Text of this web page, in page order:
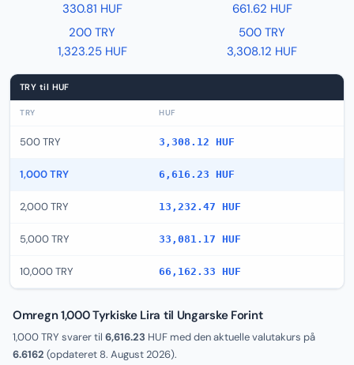
330.81 HUF
661.62 HUF
200 TRY
1,323.25 HUF
500 TRY
3,308.12 HUF
TRY til HUF
TRY HUF
500 TRY 3,308.12 HUF
1,000 TRY 6,616.23 HUF
2,000 TRY 13,232.47 HUF
5,000 TRY 33,081.17 HUF
10,000 TRY 66,162.33 HUF
Omregn 1,000 Tyrkiske Lira til Ungarske Forint
1,000 TRY svarer til 6,616.23 HUF med den aktuelle valutakurs på
6.6162 (opdateret 8. August 2026).